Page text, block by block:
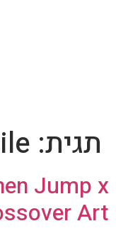
תגית:
Jump x
Art